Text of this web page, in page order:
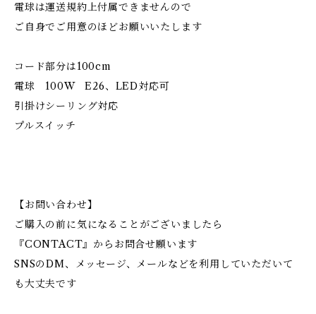
電球は運送規約上付属できませんので
ご自身でご用意のほどお願いいたします
コード部分は100cm
電球 100W E26、LED対応可
引掛けシーリング対応
プルスイッチ
【お問い合わせ】
ご購入の前に気になることがございましたら
『CONTACT』からお問合せ願います
SNSのDM、メッセージ、メールなどを利用していただいて
も大丈夫です